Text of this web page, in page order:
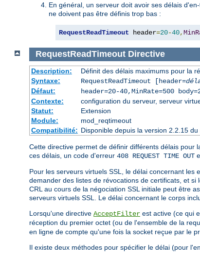
En général, un serveur doit avoir ses délais
ne doivent pas être définis trop bas :
RequestReadTimeout header=20-40,
RequestReadTimeout Directive
Description:
Définit des délais maximums pour la
Syntaxe:
RequestReadTimeout [header=
Défaut:
header=20-40,MinRate=500
Contexte:
configuration du serveur, serveur
Statut:
Extension
Module:
mod_reqtimeout
Compatibilité: Disponible depuis la version 2.2.15
Cette directive permet de définir différents délais pour
ces délais, un code d'erreur 408 REQUEST TIME OUT
Pour les serveurs virtuels SSL, le délai concernant
demander des listes de révocations de certificats, et
CRL au cours de la négociation SSL initiale peut être
serveurs virtuels SSL. Le délai concernant le corps
Lorsqu'une directive AcceptFilter est active (ce qui
réception du premier octet (ou de l'ensemble de la
en ligne de compte qu'une fois la socket reçue par le
Il existe deux méthodes pour spécifier le délai (pour